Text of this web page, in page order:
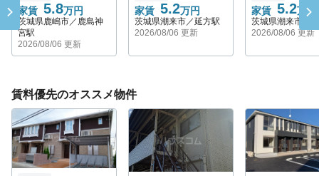
家賃 5.8万円
茨城県鹿嶋市／鹿島神
宮駅
2026/08/06 更新
家賃 5.2万円
茨城県潮来市／延方駅
2026/08/06 更新
家賃 5.2万円
茨城県潮来市／
2026/08/06 更新
賃料優先のオススメ物件